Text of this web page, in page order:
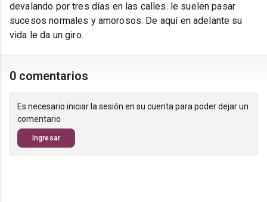
devalando por tres días en las calles. le suelen pasar
sucesos normales y amorosos. De aquí en adelante su
vida le da un giro.
0 comentarios
Es necesario iniciar la sesión en su cuenta para poder dejar un
comentario
Ingresar